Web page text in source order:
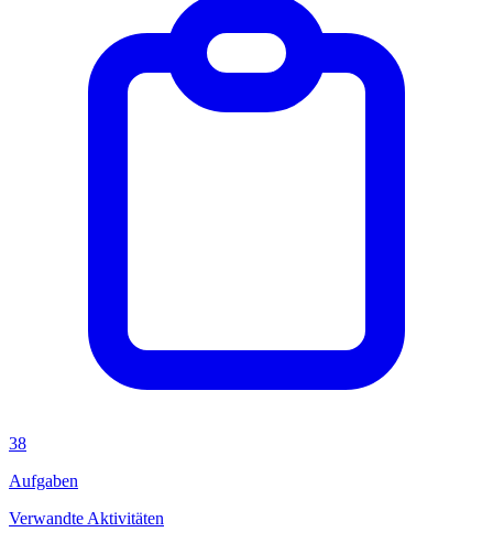
38
Aufgaben
Verwandte Aktivitäten